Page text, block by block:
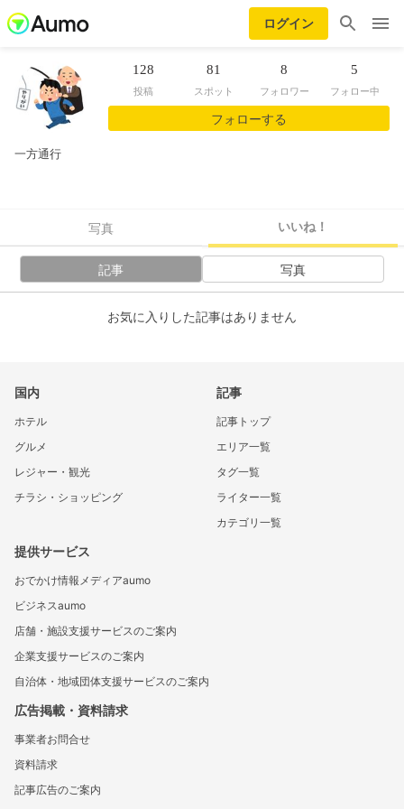
ログイン
128
投稿
81
スポット
8
フォロワー
5
フォロー中
フォローする
一方通行
写真 いいね！
記事 写真
お気に入りした記事はありません
国内
ホテル
グルメ
レジャー・観光
チラシ・ショッピング
記事
記事トップ
エリア一覧
タグ一覧
ライター一覧
カテゴリ一覧
提供サービス
おでかけ情報メディアaumo
ビジネスaumo
店舗・施設支援サービスのご案内
企業支援サービスのご案内
自治体・地域団体支援サービスのご案内
広告掲載・資料請求
事業者お問合せ
資料請求
記事広告のご案内